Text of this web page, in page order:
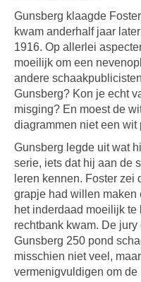
Gunsberg klaagde
kwam anderhalf jaar
1916. Op allerlei
moeilijk om een
andere
Gunsberg? Kon je echt
misging? En moest de
diagrammen niet een wit
Gunsberg legde uit wat
serie, iets dat hij aan de
leren kennen. Foster
grapje had willen maken
het inderdaad moeilijk
rechtbank kwam. De
Gunsberg 250 pond
misschien niet veel,
vermenigvuldigen om